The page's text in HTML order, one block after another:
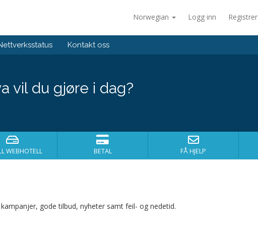
Norwegian Logg inn Registrer
Kontakt oss
vil du gjøre i dag?
WEBHOTELL BETAL FÅ HJELP
gode tilbud, nyheter samt feil- og nedetid.